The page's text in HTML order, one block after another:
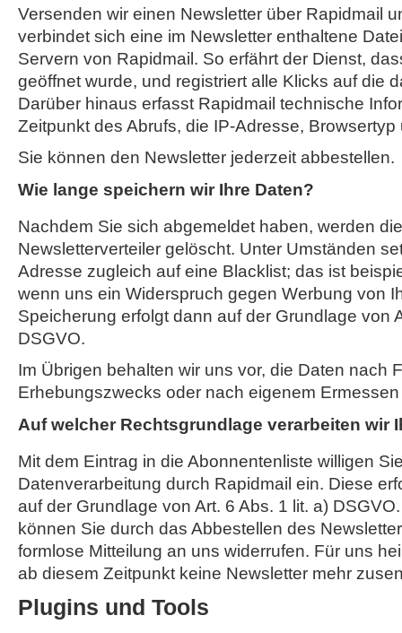
Versenden wir einen Newsletter über Rapidmail
verbindet sich eine im Newsletter enthaltene
Servern von Rapidmail. So erfährt der Dienst,
geöffnet wurde, und registriert alle Klicks auf die
Darüber hinaus erfasst Rapidmail technische
Zeitpunkt des Abrufs, die IP-Adresse,
Sie können den Newsletter jederzeit abbestellen.
Wie lange speichern wir Ihre Daten?
Nachdem Sie sich abgemeldet haben, werden
Newsletterverteiler gelöscht. Unter Umständen
Adresse zugleich auf eine Blacklist; das ist
wenn uns ein Widerspruch gegen Werbung von
Speicherung erfolgt dann auf der Grundlage von
DSGVO.
Im Übrigen behalten wir uns vor, die Daten nach
Erhebungszwecks oder nach eigenem
Auf welcher Rechtsgrundlage verarbeiten wir
Mit dem Eintrag in die Abonnentenliste willigen
Datenverarbeitung durch Rapidmail ein. Diese
auf der Grundlage von Art. 6 Abs. 1 lit. a)
können Sie durch das Abbestellen des
formlose Mitteilung an uns widerrufen. Für uns
ab diesem Zeitpunkt keine Newsletter mehr
Plugins und Tools